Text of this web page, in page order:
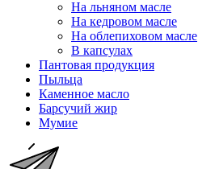
На льняном масле
На кедровом масле
На облепиховом масле
В капсулах
Пантовая продукция
Пыльца
Каменное масло
Барсучий жир
Мумие